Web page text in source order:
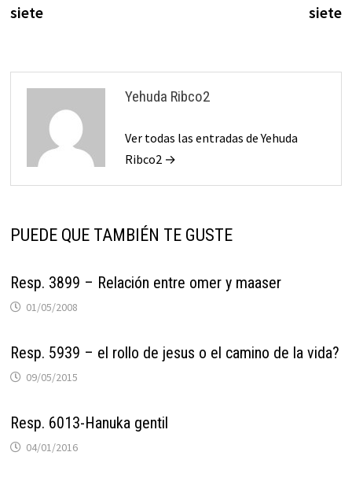
siete
siete
Yehuda Ribco2
Ver todas las entradas de Yehuda
Ribco2 →
PUEDE QUE TAMBIÉN TE GUSTE
Resp. 3899 – Relación entre omer y maaser
01/05/2008
Resp. 5939 – el rollo de jesus o el camino de la vida?
09/05/2015
Resp. 6013-Hanuka gentil
04/01/2016